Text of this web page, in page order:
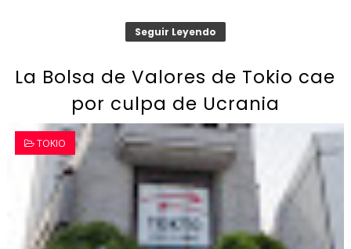
Seguir Leyendo
La Bolsa de Valores de Tokio cae
por culpa de Ucrania
TOKIO